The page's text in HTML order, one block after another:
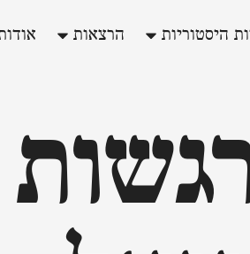
היסטוריות הרצאות